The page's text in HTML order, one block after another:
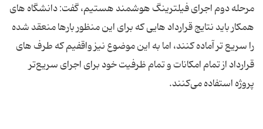
مرحله دوم اجرای فیلترینگ هوشمند هستیم، گفت: دانشگاه‌ های
همکار باید نتایج قرارداد هایی که برای این منظور بارها منعقد شده
را سریع ‌تر آماده کنند، اما به این موضوع نیز واقفیم که طرف ‌های
قرارداد از تمام امکانات و تمام ظرفیت خود برای اجرای سریع‌تر